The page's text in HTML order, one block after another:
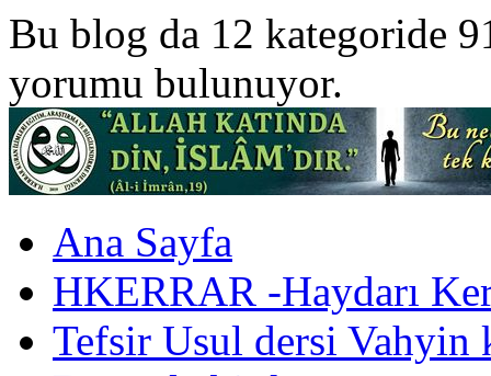
Bu blog da 12 kategoride
yorumu bulunuyor.
Ana Sayfa
HKERRAR -Haydarı
Tefsir Usul dersi Vahyin